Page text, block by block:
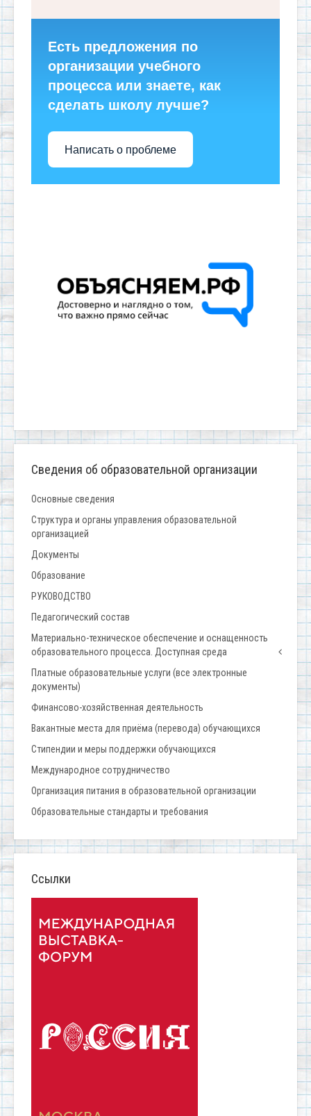
Есть предложения по
организации учебного
процесса или знаете, как
сделать школу лучше?
Написать о проблеме
Сведения об образовательной организации
Основные сведения
Структура и органы управления образовательной
организацией
Документы
Образование
РУКОВОДСТВО
Педагогический состав
Материально-техническое обеспечение и оснащенность
образовательного процесса. Доступная среда
Платные образовательные услуги (все электронные
документы)
Финансово-хозяйственная деятельность
Вакантные места для приёма (перевода) обучающихся
Стипендии и меры поддержки обучающихся
Международное сотрудничество
Организация питания в образовательной организации
Образовательные стандарты и требования
Ссылки